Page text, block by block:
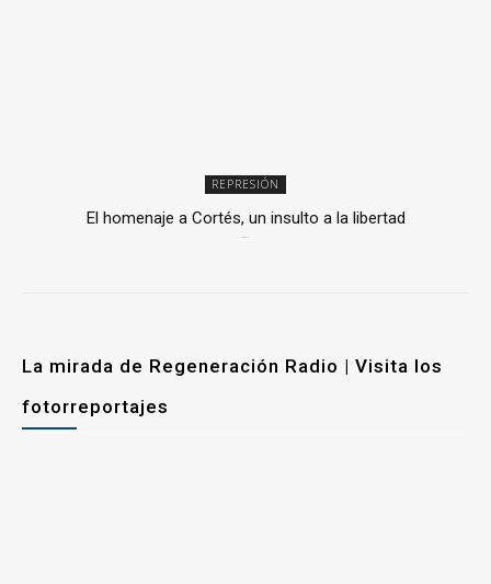
REPRESIÓN
El homenaje a Cortés, un insulto a la libertad
La mirada de Regeneración Radio | Visita los
fotorreportajes